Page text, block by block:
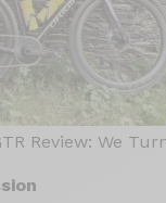
Review: We